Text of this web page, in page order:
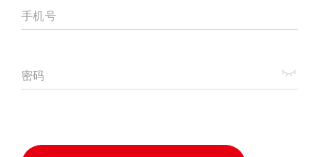
手机号
密码